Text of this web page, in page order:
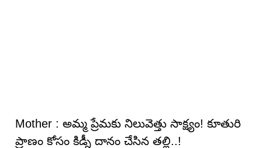
Mother : అమ్మ ప్రేమకు నిలువెత్తు సాక్ష్యం! కూతురి
ప్రాణం కోసం కిడ్నీ దానం చేసిన తల్లి..!